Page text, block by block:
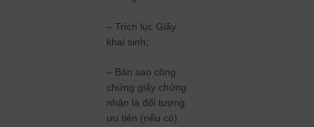
– Trích lục Giấy
khai sinh;
– Bản sao công
chứng giấy chứng
nhận là đối tượng
ưu tiên (nếu có).